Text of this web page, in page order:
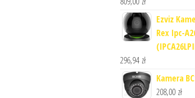
Ezviz
Rex Ipc-
296,94 zł
Kamera
208,00 zł